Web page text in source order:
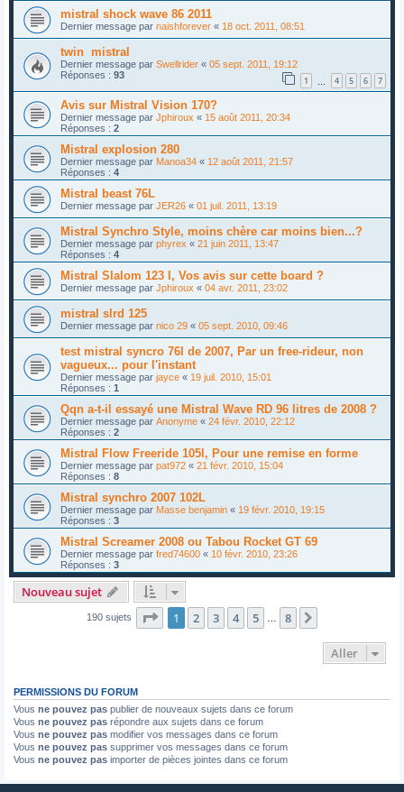
mistral shock wave 86 2011
Dernier message par naishforever « 18 oct. 2011, 08:51
twin mistral
Dernier message par Swellrider « 05 sept. 2011, 19:12
Réponses : 93 1 4 5 6 7
Avis sur Mistral Vision 170?
Dernier message par Jphiroux « 15 août 2011, 20:34
Réponses : 2
Mistral explosion 280
Dernier message par Manoa34 « 12 août 2011, 21:57
Réponses : 4
Mistral beast 76L
Dernier message par JER26 « 01 juil. 2011, 13:19
Mistral Synchro Style, moins chère car moins bien...?
Dernier message par phyrex « 21 juin 2011, 13:47
Réponses : 4
Mistral Slalom 123 l, Vos avis sur cette board ?
Dernier message par Jphiroux « 04 avr. 2011, 23:02
mistral slrd 125
Dernier message par nico 29 « 05 sept. 2010, 09:46
test mistral syncro 76l de 2007, Par un free-rideur, non
vagueux... pour l'instant
Dernier message par jayce « 19 juil. 2010, 15:01
Réponses : 1
Qqn a-t-il essayé une Mistral Wave RD 96 litres de 2008 ?
Dernier message par Anonyme « 24 févr. 2010, 22:12
Réponses : 2
Mistral Flow Freeride 105l, Pour une remise en forme
Dernier message par pat972 « 21 févr. 2010, 15:04
Réponses : 8
Mistral synchro 2007 102L
Dernier message par Masse benjamin « 19 févr. 2010, 19:15
Réponses : 3
Mistral Screamer 2008 ou Tabou Rocket GT 69
Dernier message par fred74600 « 10 févr. 2010, 23:26
Réponses : 3
Nouveau sujet
190 sujets Page 1sur8
1 2 3 4 5 8
Aller
PERMISSIONS DU FORUM
Vous ne pouvez pas publier de nouveaux sujets dans ce forum
Vous ne pouvez pas répondre aux sujets dans ce forum
Vous ne pouvez pas modifier vos messages dans ce forum
Vous ne pouvez pas supprimer vos messages dans ce forum
Vous ne pouvez pas importer de pièces jointes dans ce forum